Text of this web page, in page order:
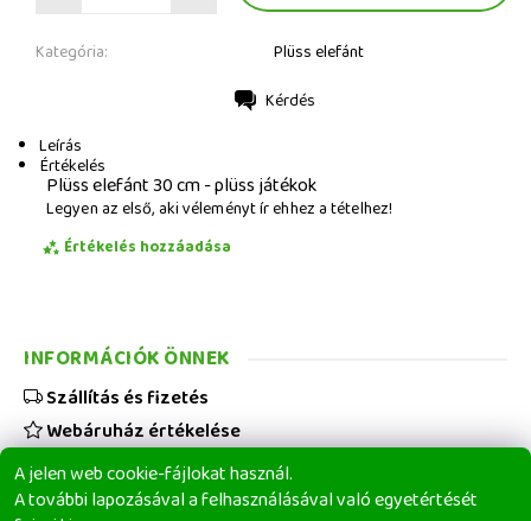
Kategória: Plüss elefánt
Kérdés
Leírás
Értékelés
Plüss elefánt 30 cm - plüss játékok
Legyen az első, aki véleményt ír ehhez a tételhez!
Értékelés hozzáadása
A jelen web cookie-fájlokat használ.
A további lapozásával a felhasználásával való egyetértését
INFORMÁCIÓK ÖNNEK
Szállítás és fizetés
Webáruház értékelése
Viszonteladóknak
Üzleti feltételek